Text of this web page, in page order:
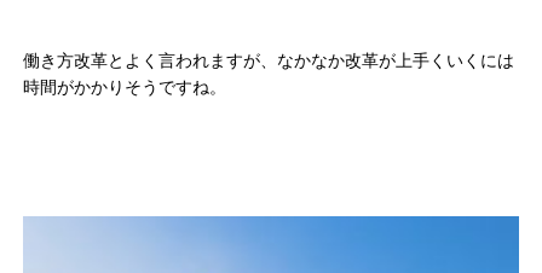
働き方改革とよく言われますが、なかなか改革が上手くいくには
時間がかかりそうですね。